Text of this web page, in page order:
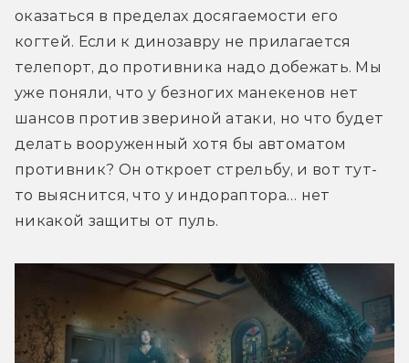
оказаться в пределах досягаемости его
когтей. Если к динозавру не прилагается
телепорт, до противника надо добежать. Мы
уже поняли, что у безногих манекенов нет
шансов против звериной атаки, но что будет
делать вооруженный хотя бы автоматом
противник? Он откроет стрельбу, и вот тут-
то выяснится, что у индораптора… нет
никакой защиты от пуль.